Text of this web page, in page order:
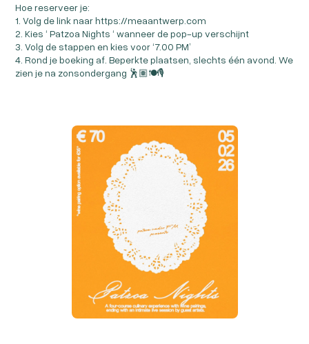
Hoe reserveer je:
1. Volg de link naar https://meaantwerp.com
2. Kies ‘ Patzoa Nights ‘ wanneer de pop-up verschijnt
3. Volg de stappen en kies voor ‘7.00 PM’
4. Rond je boeking af. Beperkte plaatsen, slechts één avond. We
zien je na zonsondergang 🕺🏽🍽️🎙️